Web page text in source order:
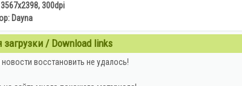
300dpi
Dayna
/ Download links
восстановить не удалось!